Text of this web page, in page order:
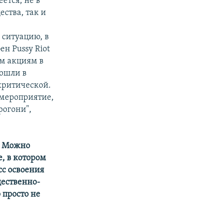
так и
в
Pussy Riot
акциям в
в
Можно
в котором
освоения
не